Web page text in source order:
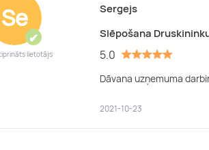
Se
✔
lietotājs
Sergejs
Slēpošana
5.0
Dāvana uzņemuma
2021-10-23